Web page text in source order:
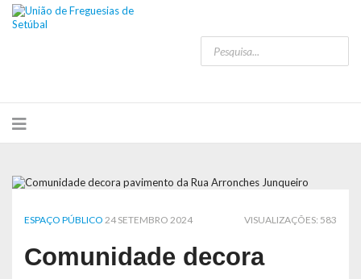
ESPAÇO PÚBLICO 24 SETEMBRO 2024 VISUALIZAÇÕES: 583
Comunidade decora